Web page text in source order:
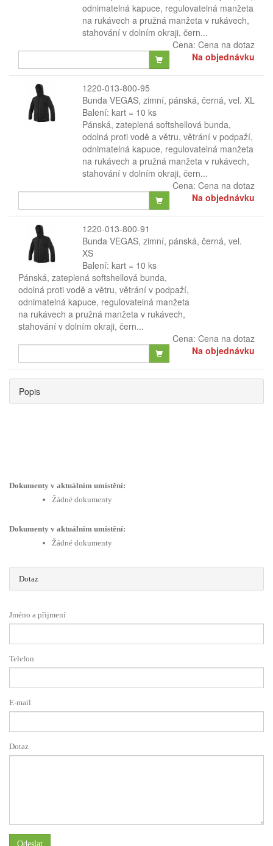
odnimatelná kapuce, regulovatelná manžeta
na rukávech a pružná manžeta v rukávech,
stahování v dolním okraji, čern...
Cena: Cena na dotaz
Na objednávku
1220-013-800-95
Bunda VEGAS, zimní, pánská, černá, vel. XL
Balení: kart = 10 ks
Pánská, zateplená softshellová bunda,
odolná proti vodě a větru, větrání v podpaží,
odnimatelná kapuce, regulovatelná manžeta
na rukávech a pružná manžeta v rukávech,
stahování v dolním okraji, čern...
Cena: Cena na dotaz
Na objednávku
1220-013-800-91
Bunda VEGAS, zimní, pánská, černá, vel.
XS
Balení: kart = 10 ks
Pánská, zateplená softshellová bunda,
odolná proti vodě a větru, větrání v podpaží,
odnimatelná kapuce, regulovatelná manžeta
na rukávech a pružná manžeta v rukávech,
stahování v dolním okraji, čern...
Cena: Cena na dotaz
Na objednávku
Popis
Dokumenty v aktuálním umístění:
Žádné dokumenty
Dokumenty v aktuálním umístění:
Žádné dokumenty
Dotaz
Jméno a přijmení
Telefon
E-mail
Dotaz
Odeslat